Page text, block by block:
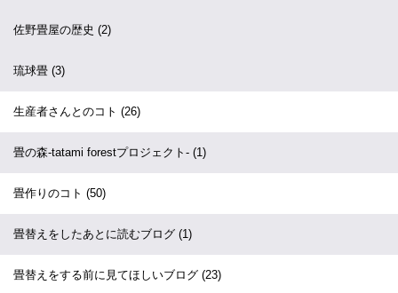
佐野畳屋の歴史 (2)
琉球畳 (3)
生産者さんとのコト (26)
畳の森-tatami forestプロジェクト- (1)
畳作りのコト (50)
畳替えをしたあとに読むブログ (1)
畳替えをする前に見てほしいブログ (23)